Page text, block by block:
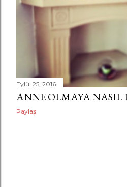
Eylül 25, 2016
ANNE OLMAYA NASIL
Paylaş